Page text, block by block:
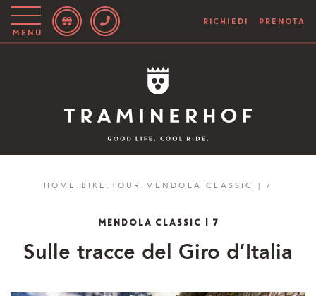
Story
Hotel
Camere
Bike
Blog
Menu
RICHIEDI PRENOTA
HOME . BIKE . TOUR . MENDOLA CLASSIC | 7
MENDOLA CLASSIC | 7
Sulle tracce del Giro d’Italia